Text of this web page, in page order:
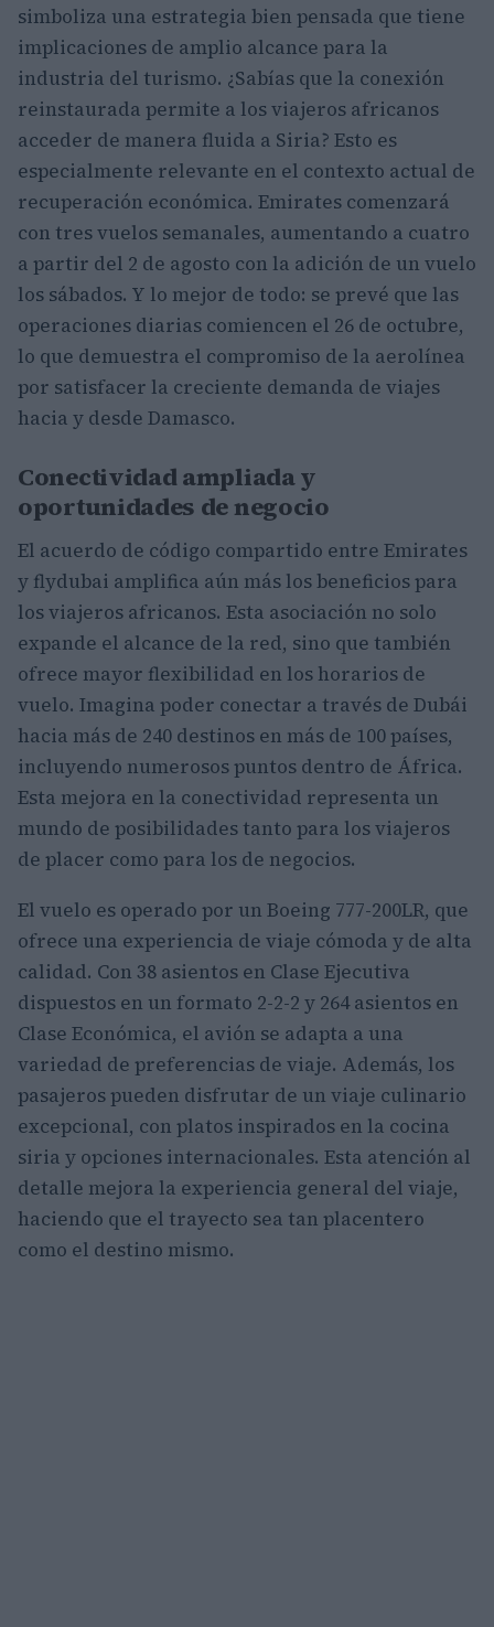
simboliza una estrategia bien pensada que tiene
implicaciones de amplio alcance para la
industria del turismo. ¿Sabías que la conexión
reinstaurada permite a los viajeros africanos
acceder de manera fluida a Siria? Esto es
especialmente relevante en el contexto actual de
recuperación económica. Emirates comenzará
con tres vuelos semanales, aumentando a cuatro
a partir del 2 de agosto con la adición de un vuelo
los sábados. Y lo mejor de todo: se prevé que las
operaciones diarias comiencen el 26 de octubre,
lo que demuestra el compromiso de la aerolínea
por satisfacer la creciente demanda de viajes
hacia y desde Damasco.
Conectividad ampliada y
oportunidades de negocio
El acuerdo de código compartido entre Emirates
y flydubai amplifica aún más los beneficios para
los viajeros africanos. Esta asociación no solo
expande el alcance de la red, sino que también
ofrece mayor flexibilidad en los horarios de
vuelo. Imagina poder conectar a través de Dubái
hacia más de 240 destinos en más de 100 países,
incluyendo numerosos puntos dentro de África.
Esta mejora en la conectividad representa un
mundo de posibilidades tanto para los viajeros
de placer como para los de negocios.
El vuelo es operado por un Boeing 777-200LR, que
ofrece una experiencia de viaje cómoda y de alta
calidad. Con 38 asientos en Clase Ejecutiva
dispuestos en un formato 2-2-2 y 264 asientos en
Clase Económica, el avión se adapta a una
variedad de preferencias de viaje. Además, los
pasajeros pueden disfrutar de un viaje culinario
excepcional, con platos inspirados en la cocina
siria y opciones internacionales. Esta atención al
detalle mejora la experiencia general del viaje,
haciendo que el trayecto sea tan placentero
como el destino mismo.